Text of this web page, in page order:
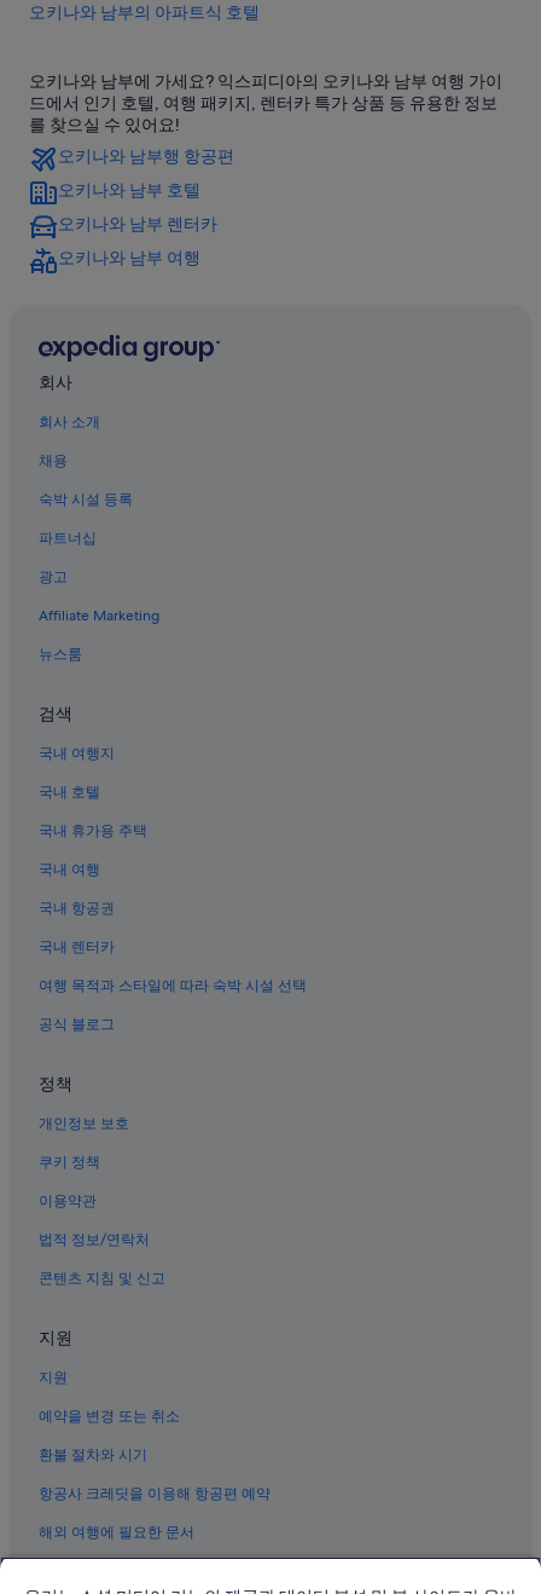
오키나와 남부의 아파트식 호텔
오키나와 남부의 콘도 리조트
오키나와 남부의 아파트
오키나와 남부의 3성급 호텔
오키나와 남부의 간이 주방이 있는 호텔
오키나와 남부의 가족 여행 호텔
오키나와 남부의 반려동물 동반 가능 호텔
오키나와 남부의 해변 호텔
오키나와의 5성급 호텔
가네라의 Solare Hotels and Resorts
하에바루정 호텔
오키나와 남부의 게스트하우스
오키나와 남부의 온수 욕조가 있는 호텔
오키나와 남부의 발코니가 있는 호텔
오키나와 남부의 리조트
오키나와 남부의 빌라
오키나와 남부의 허니문 리조트 및 호텔
시타하쿠 호텔
오키나와의 리조트
오키나와 남부의 Prince Hotels
오키나와 남부의 로맨틱 호텔
오키나와 남부의 호스텔
오키나와 남부의 웨딩 호텔
오키나와 남부의 주차 가능 호텔
이나미네 호텔
오키나와 남부의 5성급 호텔
기시의 5성급 호텔
오키나와 남부에 가세요? 익스피디아의 오키나와 남부 여행 가이
드에서 인기 호텔, 여행 패키지, 렌터카 특가 상품 등 유용한 정보
를 찾으실 수 있어요!
오키나와 남부행 항공편
오키나와 남부 호텔
오키나와 남부 렌터카
오키나와 남부 여행
회사
회사 소개
채용
숙박 시설 등록
파트너십
광고
Affiliate Marketing
뉴스룸
검색
국내 여행지
국내 호텔
국내 휴가용 주택
국내 여행
국내 항공권
국내 렌터카
여행 목적과 스타일에 따라 숙박 시설 선택
공식 블로그
정책
개인정보 보호
쿠키 정책
이용약관
법적 정보/연락처
콘텐츠 지침 및 신고
지원
지원
예약을 변경 또는 취소
환불 절차와 시기
항공사 크레딧을 이용해 항공편 예약
해외 여행에 필요한 문서